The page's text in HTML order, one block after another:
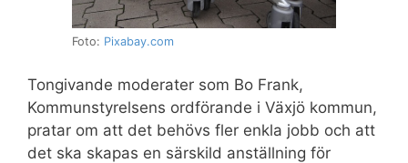
Foto: Pixabay.com
Tongivande moderater som Bo Frank,
Kommunstyrelsens ordförande i Växjö kommun,
pratar om att det behövs fler enkla jobb och att
det ska skapas en särskild anställning för